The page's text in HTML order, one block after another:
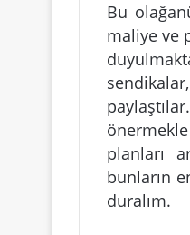
Bu
maliye ve
planları
bunların
duralım.